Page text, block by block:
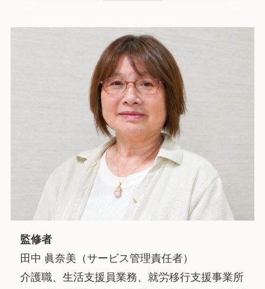
監修者
田中 眞奈美（サービス管理責任者）
介護職、生活支援員業務、就労移行支援事業所